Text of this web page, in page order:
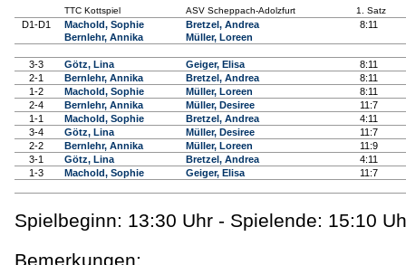
TTC Kottspiel ASV Scheppach-Adolzfurt 1. Satz
D1-D1
Machold, Sophie
Bernlehr, Annika
Bretzel, Andrea
Müller, Loreen
8:11
3-3 Götz, Lina Geiger, Elisa
8:11
2-1
Bernlehr, Annika Bretzel, Andrea
8:11
1-2
Machold, Sophie Müller, Loreen
8:11
2-4
Bernlehr, Annika Müller, Desiree
11:7
1-1
Machold, Sophie Bretzel, Andrea
4:11
3-4
Götz, Lina Müller, Desiree
11:7
2-2
Bernlehr, Annika Müller, Loreen
11:9
3-1
Götz, Lina Bretzel, Andrea
4:11
1-3
Machold, Sophie Geiger, Elisa 11:7
Spielbeginn: 13:30 Uhr - Spielende: 15:10
Bemerkungen: